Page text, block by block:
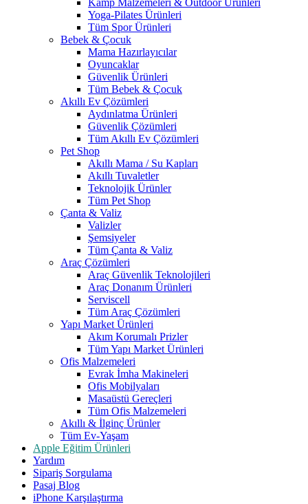
Kamp Malzemeleri & Outdoor Ürünleri
Yoga-Pilates Ürünleri
Tüm Spor Ürünleri
Bebek & Çocuk
Mama Hazırlayıcılar
Oyuncaklar
Güvenlik Ürünleri
Tüm Bebek & Çocuk
Akıllı Ev Çözümleri
Aydınlatma Ürünleri
Güvenlik Çözümleri
Tüm Akıllı Ev Çözümleri
Pet Shop
Akıllı Mama / Su Kapları
Akıllı Tuvaletler
Teknolojik Ürünler
Tüm Pet Shop
Çanta & Valiz
Valizler
Şemsiyeler
Tüm Çanta & Valiz
Araç Çözümleri
Araç Güvenlik Teknolojileri
Araç Donanım Ürünleri
Serviscell
Tüm Araç Çözümleri
Yapı Market Ürünleri
Akım Korumalı Prizler
Tüm Yapı Market Ürünleri
Ofis Malzemeleri
Evrak İmha Makineleri
Ofis Mobilyaları
Masaüstü Gereçleri
Tüm Ofis Malzemeleri
Akıllı & İlginç Ürünler
Tüm Ev-Yaşam
Apple Eğitim Ürünleri
Yardım
Sipariş Sorgulama
Pasaj Blog
iPhone Karşılaştırma